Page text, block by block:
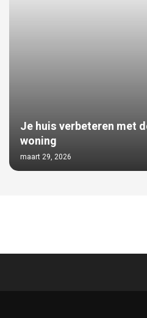
Je huis verbeteren met
woning
maart 29, 2026